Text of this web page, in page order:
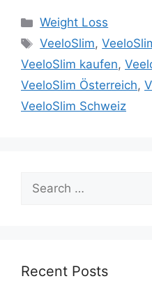
Categories
Weight Loss
Tags
VeeloSlim,
VeeloSlim kaufen,
VeeloSlim Österreich,
VeeloSlim Schweiz
Search
for:
Recent Posts